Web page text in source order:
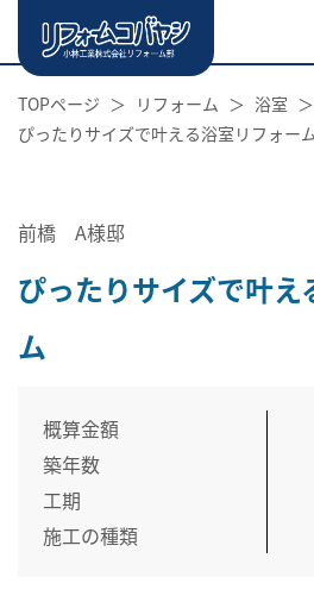
TOPページ
リフォーム
浴室
ぴったりサイズで叶える浴室リフォー
前橋 A様邸
ぴったりサイズで叶え
ム
概算金額
築年数
工期
施工の種類